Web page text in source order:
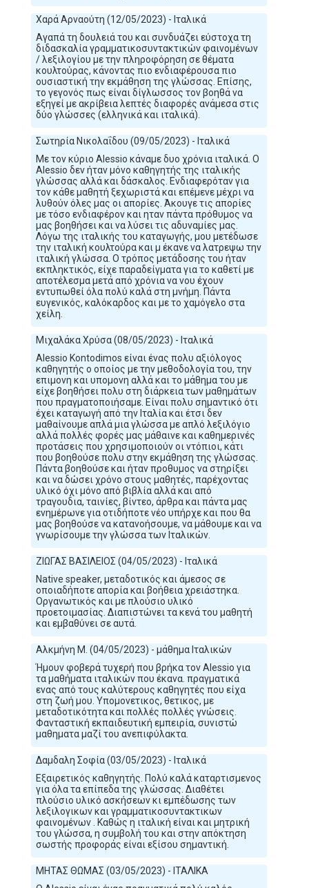
Χαρά Αρναούτη (12/05/2023) - Ιταλικά
Αγαπά τη δουλειά του και συνδυάζει εύστοχα τη
διδασκαλία γραμματικοσυντακτικών φαινομένων
/ λεξιλογίου με την πληροφόρηση σε θέματα
κουλτούρας, κάνοντας πιο ενδιαφέρουσα πιο
ουσιαστική την εκμάθηση της γλώσσας. Επίσης,
το γεγονός πως είναι δίγλωσσος τον βοηθά να
εξηγεί με ακρίβεια λεπτές διαφορές ανάμεσα στις
δύο γλώσσες (ελληνικά και ιταλικά).
Σωτηρία Νικολαΐδου (09/05/2023) - Ιταλικά
Με τον κύριο Alessio κάναμε δυο χρόνια ιταλικά. Ο
Alessio δεν ήταν μόνο καθηγητής της ιταλικής
γλώσσας αλλά και δάσκαλος. Ενδιαφερόταν για
τον κάθε μαθητή ξεχωριστά και επέμενε μέχρι να
λυθούν όλες μας οι απορίες. Άκουγε τις απορίες
με τόσο ενδιαφέρον και ηταν πάντα πρόθυμος να
μας βοηθήσει και να λύσει τις αδυναμίες μας.
Λόγω της ιταλικής του καταγωγής, μου μετέδωσε
την ιταλική κουλτούρα και μ έκανε να λατρεψω την
ιταλική γλώσσα. Ο τρόπος μετάδοσης του ήταν
εκπληκτικός, είχε παραδείγματα για το καθετί με
αποτέλεσμα μετά από χρόνια να νου έχουν
εντυπωθεί όλα πολύ καλά στη μνήμη. Πάντα
ευγενικός, καλόκαρδος και με το χαμόγελο στα
χείλη.
Μιχαλάκα Χρύσα (08/05/2023) - Ιταλικά
Alessio Kontodimos είναι ένας πολυ αξιόλογος
καθηγητής ο οποίος με την μεθοδολογία του, την
επιμονη και υπομονη αλλά και το μάθημα του με
είχε βοηθήσει πολυ στη διάρκεια των μαθημάτων
που πραγματοποιήσαμε. Είναι πολυ σημαντικό ότι
έχει καταγωγή από την Ιταλία και έτσι δεν
μαθαίνουμε απλά μια γλώσσα με απλό λεξιλόγιο
αλλά πολλές φορές μας μάθαινε και καθημερινές
προτάσεις που χρησιμοποιούν οι ντόπιοι, κάτι
που βοηθούσε πολυ στην εκμάθηση της γλώσσας.
Πάντα βοηθούσε και ήταν προθυμος να στηρίξει
και να δώσει χρόνο στους μαθητές, παρέχοντας
υλικό όχι μόνο από βιβλία αλλά και από
τραγουδια, ταινίες, βίντεο, άρθρα και πάντα μας
ενημέρωνε για οτιδήποτε νέο υπήρχε και που θα
μας βοηθούσε να κατανοήσουμε, να μάθουμε και να
γνωρίσουμε την γλώσσα των Ιταλικών.
ΖΙΩΓΑΣ ΒΑΣΙΛΕΙΟΣ (04/05/2023) - Ιταλικά
Native speaker, μεταδοτικός και άμεσος σε
οποιαδήποτε απορία και βοήθεια χρειάστηκα.
Οργανωτικός και με πλούσιο υλικό
προετοιμασίας. Διαπιστώνει τα κενά του μαθητή
και εμβαθύνει σε αυτά.
Αλκμήνη Μ. (04/05/2023) - μάθημα Ιταλικών
Ήμουν φοβερά τυχερή που βρήκα τον Alessio για
τα μαθήματα ιταλικών που έκανα. πραγματικά
ενας από τους καλύτερους καθηγητές που είχα
στη ζωή μου. Υπομονετικος, θετικος, με
μεταδοτικότητα και πολλές πολλές γνώσεις.
Φανταστική εκπαιδευτική εμπειρία, συνιστώ
μαθηματα μαζί του ανεπιφύλακτα.
Δαμδαλη Σοφία (03/05/2023) - Ιταλικά
Εξαιρετικός καθηγητής. Πολύ καλά καταρτισμενος
για όλα τα επίπεδα της γλώσσας. Διαθέτει
πλούσιο υλικό ασκήσεων κι εμπέδωσης των
λεξιλογικων και γραμματικοσυντακτικων
φαινομένων . Καθώς η ιταλική είναι και μητρική
του γλώσσα, η συμβολή του και στην απόκτηση
σωστής προφοράς είναι εξίσου σημαντική.
ΜΗΤΑΣ ΘΩΜΑΣ (03/05/2023) - ΙΤΑΛΙΚΑ